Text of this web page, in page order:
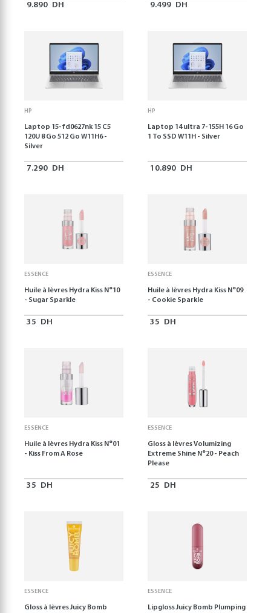
9.890 DH 9.499 DH
HP
Laptop 15-fd0627nk 15 C5
120U 8 Go 512 Go W11H6 -
Silver
7.290 DH
HP
Laptop 14 ultra 7-155H 16 Go
1 To SSD W11H - Silver
10.890 DH
ESSENCE
Huile à lèvres Hydra Kiss N°10
- Sugar Sparkle
35 DH
ESSENCE
Huile à lèvres Hydra Kiss N°09
- Cookie Sparkle
35 DH
ESSENCE
Huile à lèvres Hydra Kiss N°01
- Kiss From A Rose
35 DH
ESSENCE
Gloss à lèvres Volumizing
Extreme Shine N°20 - Peach
Please
25 DH
ESSENCE
Gloss à lèvres Juicy Bomb
ESSENCE
Lipgloss Juicy Bomb Plumping